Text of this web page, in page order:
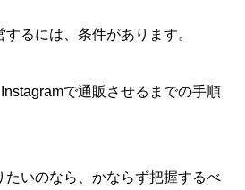
するには、条件があります。
で通販させるまでの手順
たいのなら、かならず把握するべ